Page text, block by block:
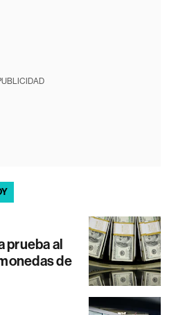
prueba al
de